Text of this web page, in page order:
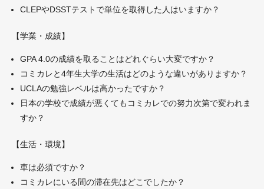
CLEPやDSSTテストで単位を取得した人はいますか？
【学業・成績】
GPA 4.0の成績を取ることはどれぐらい大変ですか？
コミカレと4年生大学の生活はどのような違いがありますか？
UCLAの勉強レベルは高かったですか？
日本の学校で成績が悪くてもコミカレでの努力次第で変われま
すか？
【生活・環境】
車は必須ですか？
コミカレにいる間の滞在先はどこでしたか？